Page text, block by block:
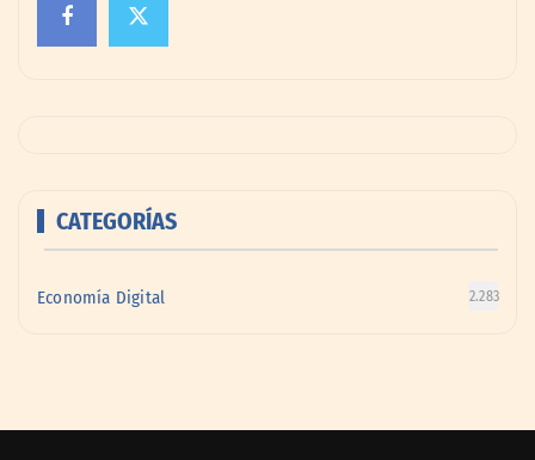
CATEGORÍAS
Economía Digital 2.283